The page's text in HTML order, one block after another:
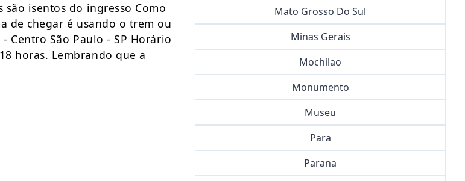
são isentos do ingresso Como
de chegar é usando o trem ou
Centro São Paulo - SP Horário
horas. Lembrando que a
Mato Grosso Do Sul
Minas Gerais
Mochilao
Monumento
Museu
Para
Parana